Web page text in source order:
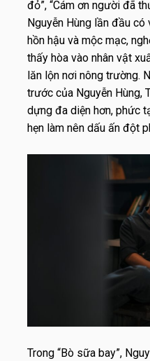
đỏ”, “Cám ơn người đã
Nguyễn Hùng lần đầu
hồn hậu và mộc mạc,
thấy hòa vào nhân vật
lăn lộn nơi nông trường.
trước của Nguyễn Hùng,
dựng đa diện hơn, phức
hẹn làm nên dấu ấn đột
Trong “Bò sữa bay”,